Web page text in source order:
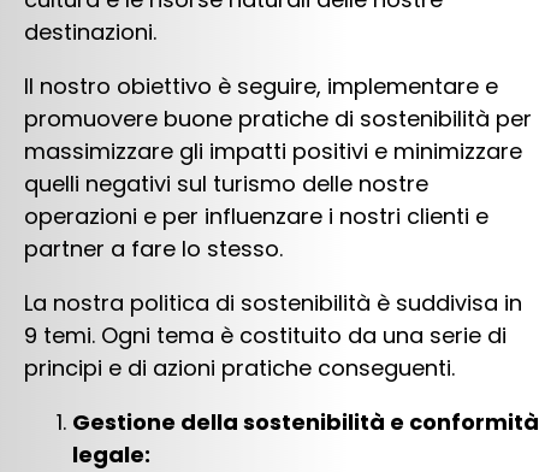
destinazioni.
Il nostro obiettivo è seguire, implementare e
promuovere buone pratiche di sostenibilità per
massimizzare gli impatti positivi e minimizzare
quelli negativi sul turismo delle nostre
operazioni e per influenzare i nostri clienti e
partner a fare lo stesso.
La nostra politica di sostenibilità è suddivisa in
9 temi. Ogni tema è costituito da una serie di
principi e di azioni pratiche conseguenti.
Gestione della sostenibilità e conformità
legale: